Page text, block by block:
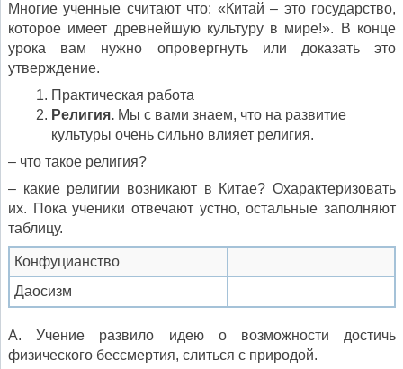
Многие ученные считают что: «Китай – это государство,
которое имеет древнейшую культуру в мире!». В конце
урока вам нужно опровергнуть или доказать это
утверждение.
Практическая работа
Религия. Мы с вами знаем, что на развитие
культуры очень сильно влияет религия.
– что такое религия?
– какие религии возникают в Китае? Охарактеризовать
их. Пока ученики отвечают устно, остальные заполняют
таблицу.
Конфуцианство
Даосизм
А. Учение развило идею о возможности достичь
физического бессмертия, слиться с природой.